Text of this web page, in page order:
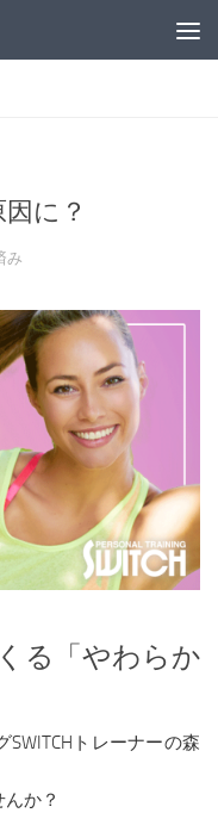
に？
み
る「やわらか
トレーナーの森
か？